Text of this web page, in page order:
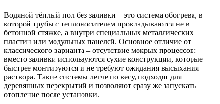
Водяной тёплый пол без заливки – это система обогрева, в
которой трубы с теплоносителем прокладываются не в
бетонной стяжке, а внутри специальных металлических
пластин или модульных панелей. Основное отличие от
классического варианта – отсутствие мокрых процессов:
вместо заливки используются сухие конструкции, которые
быстрее монтируются и не требуют ожидания высыхания
раствора. Такие системы легче по весу, подходят для
деревянных перекрытий и позволяют сразу же запускать
отопление после установки.